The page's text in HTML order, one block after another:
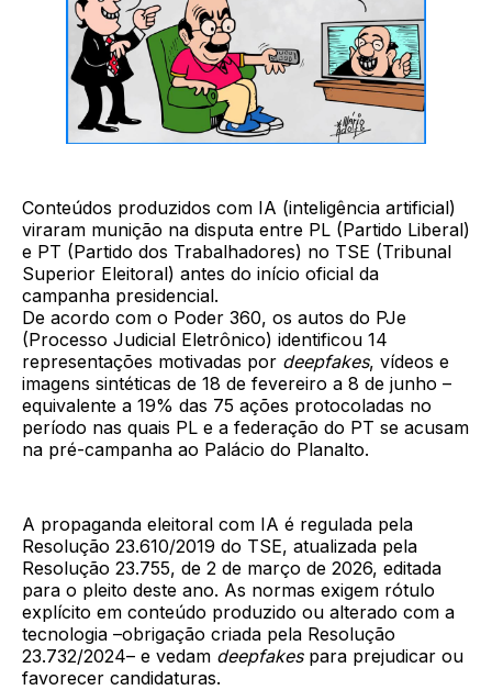
Conteúdos produzidos com IA (inteligência artificial)
viraram munição na disputa entre PL (Partido Liberal)
e PT (Partido dos Trabalhadores) no TSE (Tribunal
Superior Eleitoral) antes do início oficial da
campanha presidencial.
De acordo com o Poder 360, os autos do PJe
(Processo Judicial Eletrônico) identificou 14
representações motivadas por deepfakes, vídeos e
imagens sintéticas de 18 de fevereiro a 8 de junho –
equivalente a 19% das 75 ações protocoladas no
período nas quais PL e a federação do PT se acusam
na pré-campanha ao Palácio do Planalto.
A propaganda eleitoral com IA é regulada pela
Resolução 23.610/2019 do TSE, atualizada pela
Resolução 23.755, de 2 de março de 2026, editada
para o pleito deste ano. As normas exigem rótulo
explícito em conteúdo produzido ou alterado com a
tecnologia –obrigação criada pela Resolução
23.732/2024– e vedam deepfakespara prejudicar ou
favorecer candidaturas.